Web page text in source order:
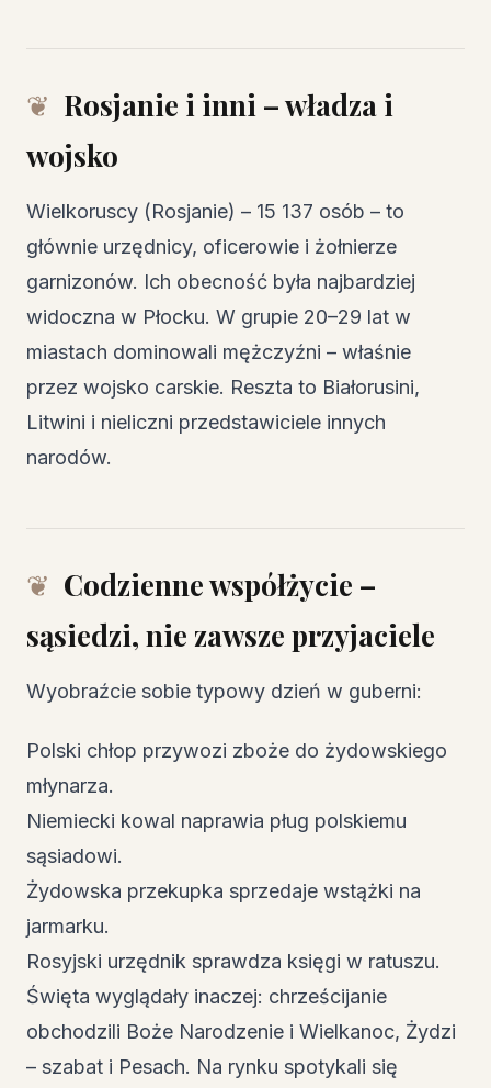
Rosjanie i inni – władza i
wojsko
Wielkoruscy (Rosjanie) – 15 137 osób – to
głównie urzędnicy, oficerowie i żołnierze
garnizonów. Ich obecność była najbardziej
widoczna w Płocku. W grupie 20–29 lat w
miastach dominowali mężczyźni – właśnie
przez wojsko carskie. Reszta to Białorusini,
Litwini i nieliczni przedstawiciele innych
narodów.
Codzienne współżycie –
sąsiedzi, nie zawsze przyjaciele
Wyobraźcie sobie typowy dzień w guberni:
Polski chłop przywozi zboże do żydowskiego
młynarza.
Niemiecki kowal naprawia pług polskiemu
sąsiadowi.
Żydowska przekupka sprzedaje wstążki na
jarmarku.
Rosyjski urzędnik sprawdza księgi w ratuszu.
Święta wyglądały inaczej: chrześcijanie
obchodzili Boże Narodzenie i Wielkanoc, Żydzi
– szabat i Pesach. Na rynku spotykali się